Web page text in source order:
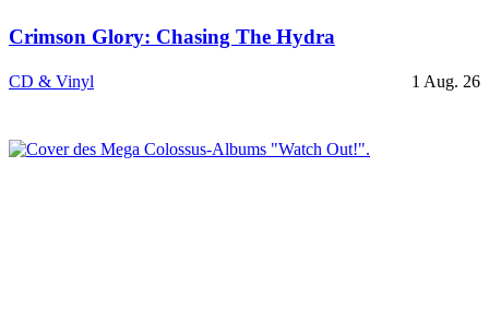
Crimson Glory: Chasing The Hydra
CD & Vinyl 1 Aug. 26